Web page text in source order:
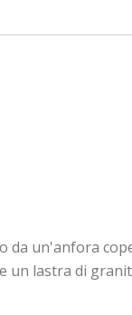
un'anfora
un lastra di